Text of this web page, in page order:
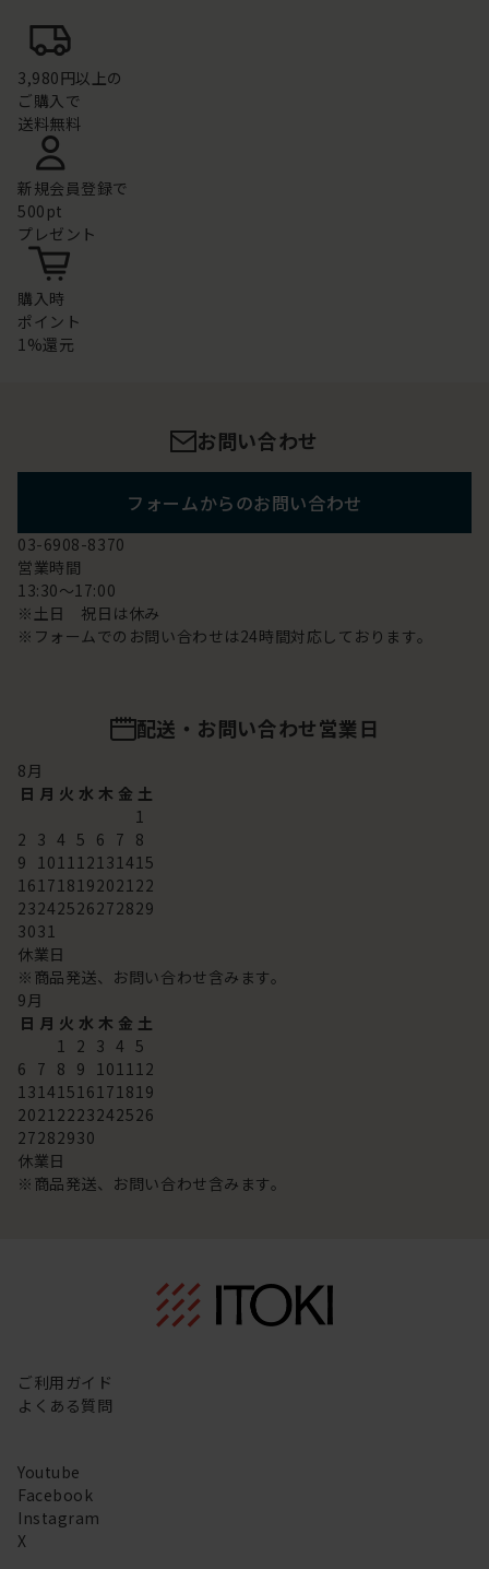
3,980円以上の
ご購入で
送料無料
新規会員登録で
500pt
プレゼント
購入時
ポイント
1%還元
お問い合わせ
フォームからのお問い合わせ
03-6908-8370
営業時間
13:30～17:00
※土日 祝日は休み
※フォームでのお問い合わせは24時間対応しております。
配送・お問い合わせ営業日
8月
日 月 火 水 木 金 土
1
2 3 4 5 6 7 8
9 101112131415
16171819202122
23242526272829
3031
休業日
※商品発送、お問い合わせ含みます。
9月
日 月 火 水 木 金 土
1 2 3 4 5
6 7 8 9 101112
13141516171819
20212223242526
27282930
休業日
※商品発送、お問い合わせ含みます。
ご利用ガイド
よくある質問
Youtube
Facebook
Instagram
X